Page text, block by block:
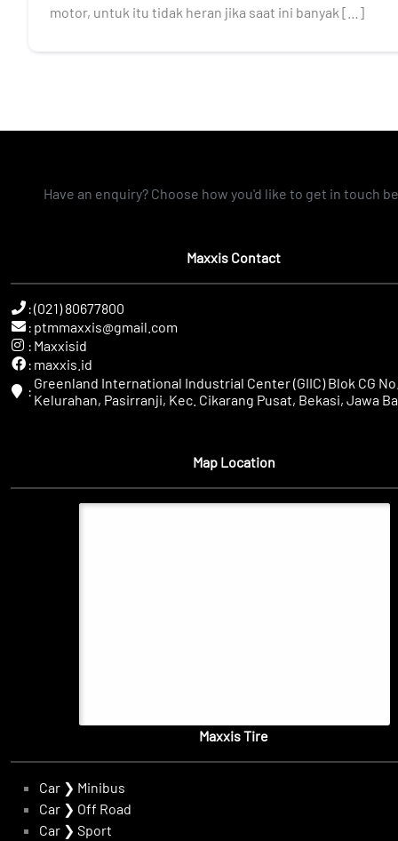
motor, untuk itu tidak heran jika saat ini banyak […]
Have an enquiry? Choose how you'd like to get in touch
Maxxis Contact
:(021) 80677800
: ptmmaxxis@gmail.com
: Maxxisid
: maxxis.id
: Greenland International Industrial Center (GIIC) Blok CG
Kelurahan, Pasirranji, Kec. Cikarang Pusat, Bekasi, Jawa
Map Location
Maxxis Tire
Car ❯ Minibus
Car ❯ Off Road
Car ❯ Sport